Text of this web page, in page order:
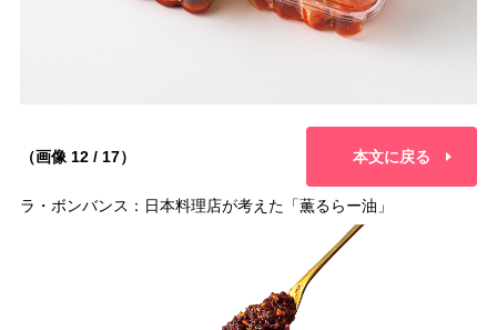
（画像 12 / 17） 本文に戻る
ラ・ボンバンス：日本料理店が考えた「薫るらー油」